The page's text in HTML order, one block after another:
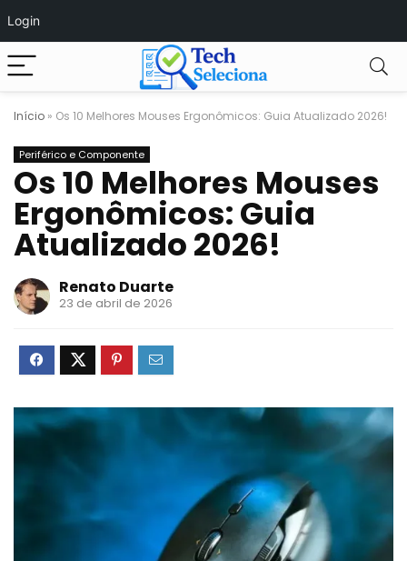
Login
Início » Os 10 Melhores Mouses Ergonômicos: Guia Atualizado 2026!
Periférico e Componente
Os 10 Melhores Mouses
Ergonômicos: Guia
Atualizado 2026!
Renato Duarte
23 de abril de 2026